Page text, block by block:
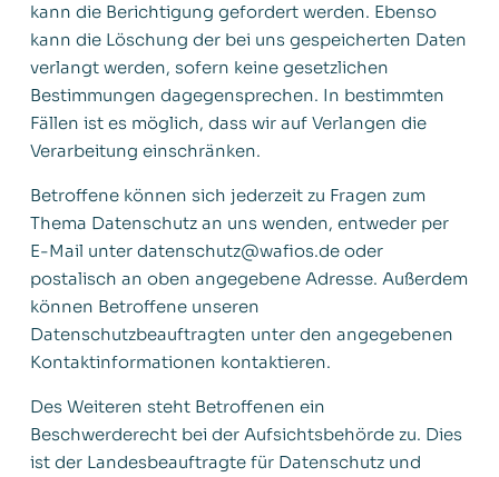
kann die Berichtigung gefordert werden. Ebenso
kann die Löschung der bei uns gespeicherten Daten
verlangt werden, sofern keine gesetzlichen
Bestimmungen dagegensprechen. In bestimmten
Fällen ist es möglich, dass wir auf Verlangen die
Verarbeitung einschränken.
Betroffene können sich jederzeit zu Fragen zum
Thema Datenschutz an uns wenden, entweder per
E-Mail unter datenschutz@wafios.de oder
postalisch an oben angegebene Adresse. Außerdem
können Betroffene unseren
Datenschutzbeauftragten unter den angegebenen
Kontaktinformationen kontaktieren.
Des Weiteren steht Betroffenen ein
Beschwerderecht bei der Aufsichtsbehörde zu. Dies
ist der Landesbeauftragte für Datenschutz und